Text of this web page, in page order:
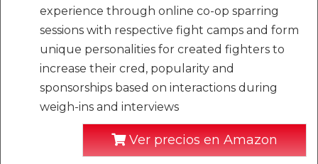
experience through online co-op sparring
sessions with respective fight camps and form
unique personalities for created fighters to
increase their cred, popularity and
sponsorships based on interactions during
weigh-ins and interviews
Ver precios en Amazon